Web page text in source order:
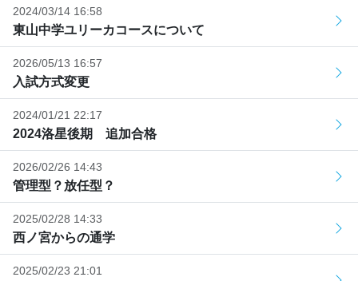
2024/03/14 16:58
東山中学ユリーカコースについて
2026/05/13 16:57
入試方式変更
2024/01/21 22:17
2024洛星後期 追加合格
2026/02/26 14:43
管理型？放任型？
2025/02/28 14:33
西ノ宮からの通学
2025/02/23 21:01